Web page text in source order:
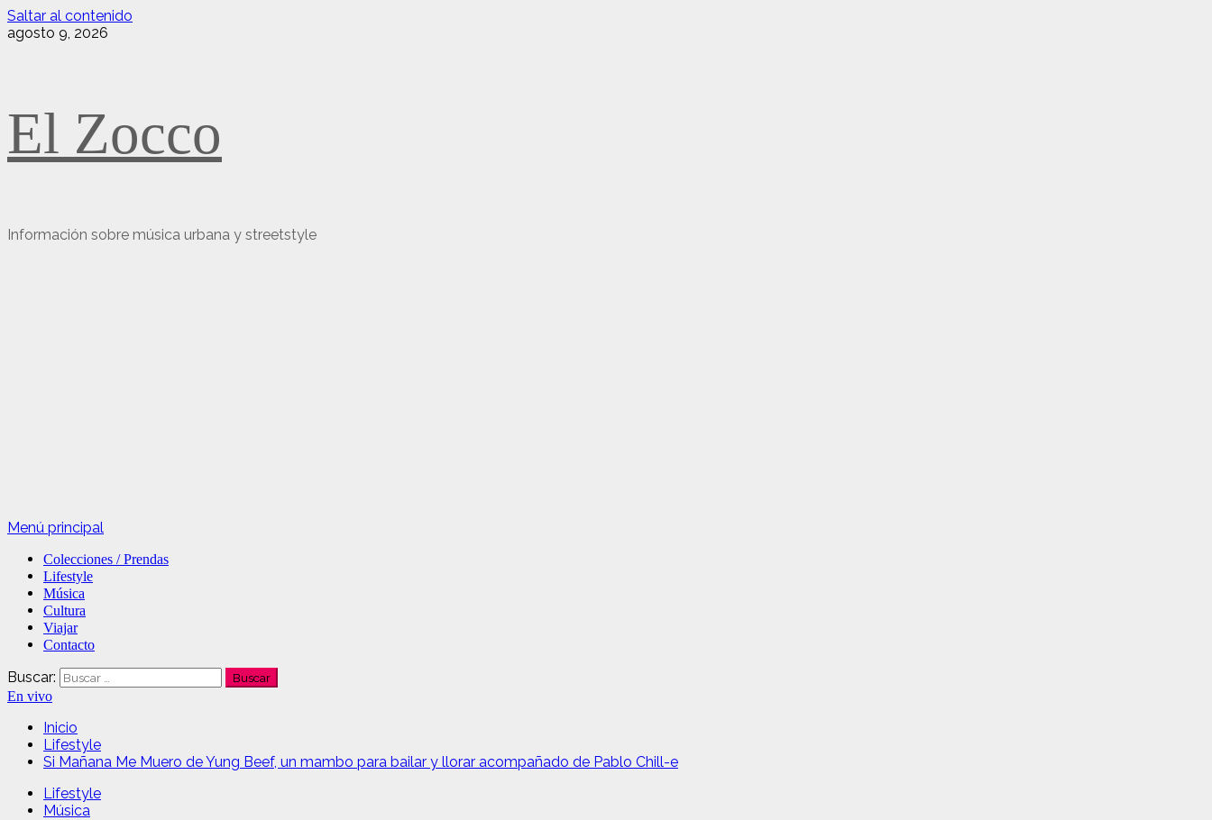
Saltar al contenido
agosto 9, 2026
El Zocco
Información sobre música urbana y streetstyle
Menú principal
Colecciones / Prendas
Lifestyle
Música
Cultura
Viajar
Contacto
Buscar:
En vivo
Inicio
Lifestyle
Si Mañana Me Muero de Yung Beef, un mambo para bailar y llorar acompañado de Pablo Chill-e
Lifestyle
Música